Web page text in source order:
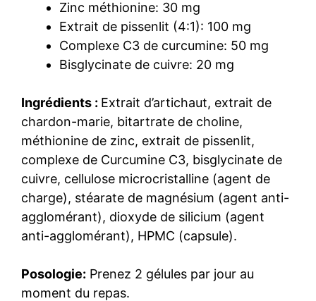
Zinc méthionine: 30 mg
Extrait de pissenlit (4:1): 100 mg
Complexe C3 de curcumine: 50 mg
Bisglycinate de cuivre: 20 mg
Ingrédients : Extrait d’artichaut, extrait de
chardon-marie, bitartrate de choline,
méthionine de zinc, extrait de pissenlit,
complexe de Curcumine C3, bisglycinate de
cuivre, cellulose microcristalline (agent de
charge), stéarate de magnésium (agent anti-
agglomérant), dioxyde de silicium (agent
anti-agglomérant), HPMC (capsule).
Posologie: Prenez 2 gélules par jour au
moment du repas.